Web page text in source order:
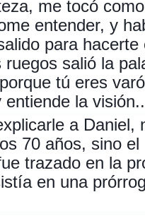
me tocó
entender, y
para
salió la
tú eres
entiende la
a Daniel,
70 años, sino
trazado en la
en una